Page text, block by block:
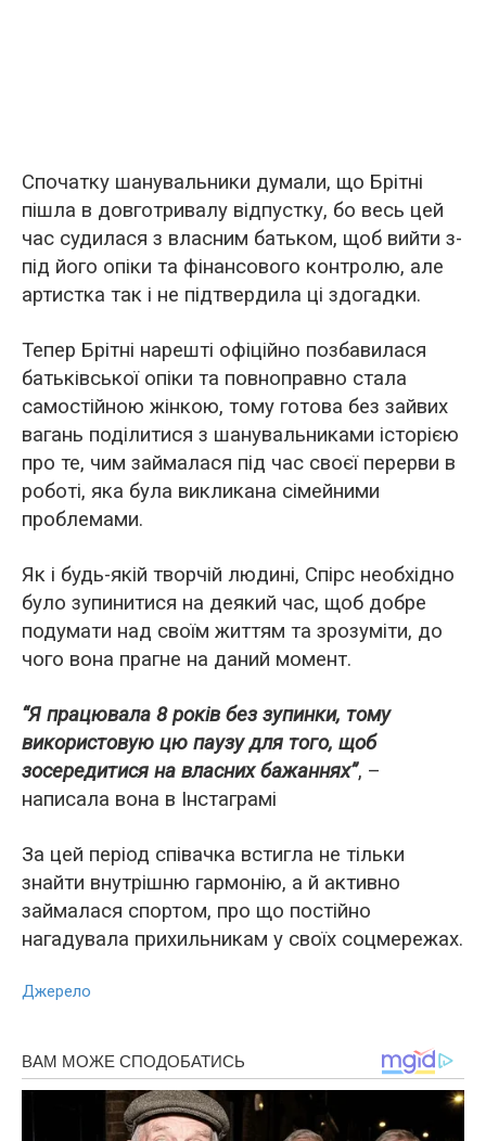
Спочатку шанувальники думали, що Брітні
пішла в довготривалу відпустку, бо весь цей
час судилася з власним батьком, щоб вийти з-
під його опіки та фінансового контролю, але
артистка так і не підтвердила ці здогадки.
Тепер Брітні нарешті офіційно позбавилася
батьківської опіки та повноправно стала
самостійною жінкою, тому готова без зайвих
вагань поділитися з шанувальниками історією
про те, чим займалася під час своєї перерви в
роботі, яка була викликана сімейними
проблемами.
Як і будь-якій творчій людині, Спірс необхідно
було зупинитися на деякий час, щоб добре
подумати над своїм життям та зрозуміти, до
чого вона прагне на даний момент.
“Я працювала 8 років без зупинки, тому
використовую цю паузу для того, щоб
зосередитися на власних бажаннях”, –
написала вона в Інстаграмі
За цей період співачка встигла не тільки
знайти внутрішню гармонію, а й активно
займалася спортом, про що постійно
нагадувала прихильникам у своїх соцмережах.
Джерело